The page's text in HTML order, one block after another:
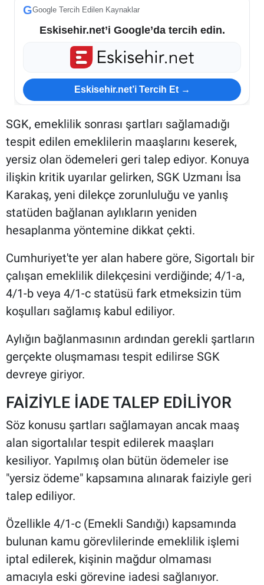
GGoogle Tercih Edilen Kaynaklar
Eskisehir.net’i Google’da tercih edin.
Eskisehir.net’i Tercih Et →
SGK, emeklilik sonrası şartları sağlamadığı
tespit edilen emeklilerin maaşlarını keserek,
yersiz olan ödemeleri geri talep ediyor. Konuya
ilişkin kritik uyarılar gelirken, SGK Uzmanı İsa
Karakaş, yeni dilekçe zorunluluğu ve yanlış
statüden bağlanan aylıkların yeniden
hesaplanma yöntemine dikkat çekti.
Cumhuriyet'te yer alan habere göre, Sigortalı bir
çalışan emeklilik dilekçesini verdiğinde; 4/1-a,
4/1-b veya 4/1-c statüsü fark etmeksizin tüm
koşulları sağlamış kabul ediliyor.
Aylığın bağlanmasının ardından gerekli şartların
gerçekte oluşmaması tespit edilirse SGK
devreye giriyor.
FAİZİYLE İADE TALEP EDİLİYOR
Söz konusu şartları sağlamayan ancak maaş
alan sigortalılar tespit edilerek maaşları
kesiliyor. Yapılmış olan bütün ödemeler ise
"yersiz ödeme" kapsamına alınarak faiziyle geri
talep ediliyor.
Özellikle 4/1-c (Emekli Sandığı) kapsamında
bulunan kamu görevlilerinde emeklilik işlemi
iptal edilerek, kişinin mağdur olmaması
amacıyla eski görevine iadesi sağlanıyor.